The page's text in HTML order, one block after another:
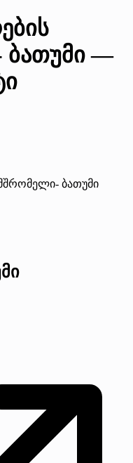
ბათუმი —
ბათუმი